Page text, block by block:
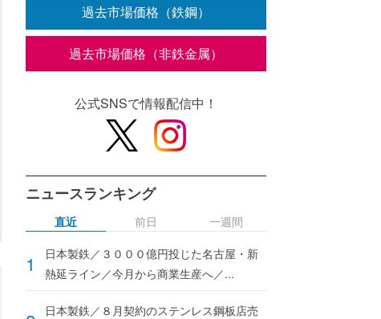
過去市場価格（鉄鋼）
過去市場価格（非鉄金属）
公式SNSで情報配信中！
ニュースランキング
直近
日本製鉄／３０００億円投じた名古屋・新
熱延ライン／今月から商業生産へ／...
日本製鉄／８月契約のステンレス鋼板店売
前日 一週間